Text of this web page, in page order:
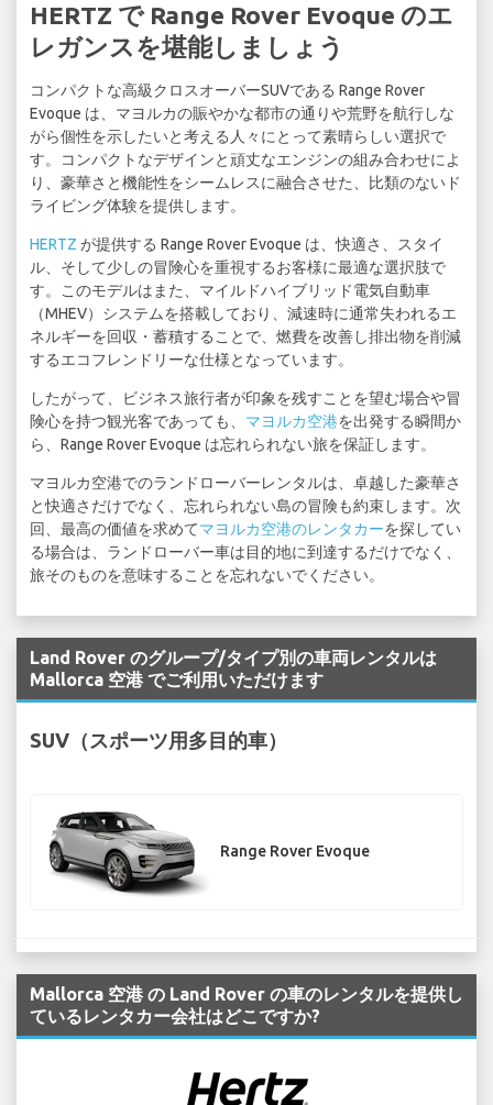
HERTZ で Range Rover Evoque のエ
レガンスを堪能しましょう
コンパクトな高級クロスオーバーSUVである Range Rover
Evoque は、マヨルカの賑やかな都市の通りや荒野を航行しな
がら個性を示したいと考える人々にとって素晴らしい選択で
す。コンパクトなデザインと頑丈なエンジンの組み合わせによ
り、豪華さと機能性をシームレスに融合させた、比類のないド
ライビング体験を提供します。
HERTZ が提供する Range Rover Evoque は、快適さ、スタイ
ル、そして少しの冒険心を重視するお客様に最適な選択肢で
す。このモデルはまた、マイルドハイブリッド電気自動車
（MHEV）システムを搭載しており、減速時に通常失われるエ
ネルギーを回収・蓄積することで、燃費を改善し排出物を削減
するエコフレンドリーな仕様となっています。
したがって、ビジネス旅行者が印象を残すことを望む場合や冒
険心を持つ観光客であっても、 マヨルカ空港を出発する瞬間か
ら、Range Rover Evoque は忘れられない旅を保証します。
マヨルカ空港でのランドローバーレンタルは、卓越した豪華さ
と快適さだけでなく、忘れられない島の冒険も約束します。次
回、最高の価値を求めてマヨルカ空港のレンタカーを探してい
る場合は、ランドローバー車は目的地に到達するだけでなく、
旅そのものを意味することを忘れないでください。
Land Rover のグループ/タイプ別の車両レンタルは
Mallorca 空港 でご利用いただけます
SUV（スポーツ用多目的車）
Range Rover Evoque
Mallorca 空港 の Land Rover の車のレンタルを提供し
ているレンタカー会社はどこですか?